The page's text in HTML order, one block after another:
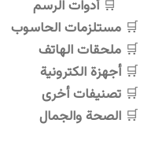
أدوات الرسم
مستلزمات الحاسوب
ملحقات الهاتف
أجهزة الكترونية
تصنيفات أخرى
الصحة والجمال